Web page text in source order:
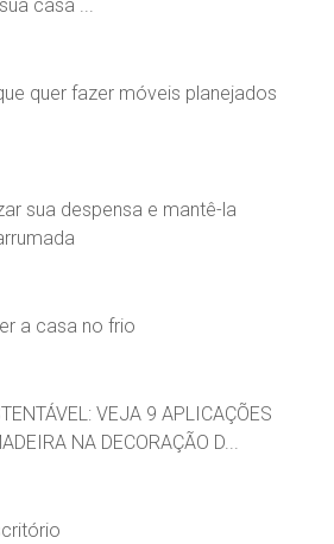
casa ...
quer fazer móveis planejados
sua despensa e mantê-la
a casa no frio
VEJA 9 APLICAÇÕES
NA DECORAÇÃO D...